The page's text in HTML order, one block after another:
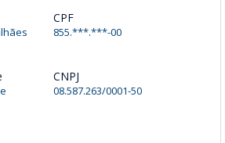
CPF
855.***.***-00
CNPJ
08.587.263/0001-50